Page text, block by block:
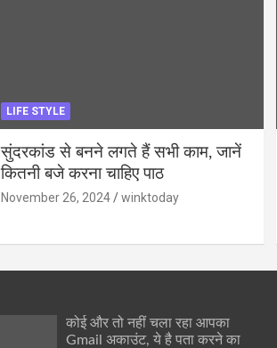
LIFE STYLE
सुंदरकांड से बनने लगते हैं सभी काम, जानें
कितनी बजे करना चाहिए पाठ
November 26, 2024 winktoday
कोई और तो नहीं चला रहा आपका
Gmail अकाउंट, ये है पता करने का